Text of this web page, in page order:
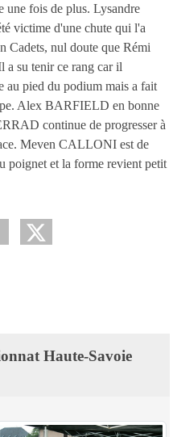
une fois de plus. Lysandre
victime d'une chute qui l'a
Cadets, nul doute que Rémi
su tenir ce rang car il
pied du podium mais a fait
Alex BARFIELD en bonne
continue de progresser à
Meven CALLONI est de
poignet et la forme revient petit
Haute-Savoie